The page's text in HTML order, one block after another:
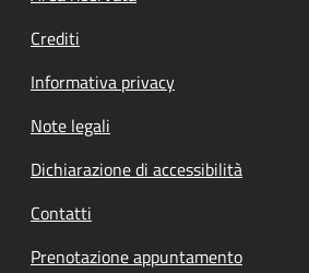
Crediti
Informativa privacy
Note legali
Dichiarazione di accessibilità
Contatti
Prenotazione appuntamento